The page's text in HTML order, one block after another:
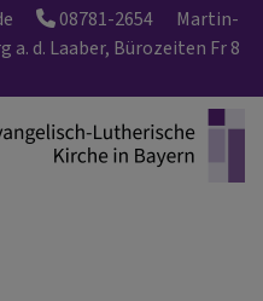
08781-2654
Martin-
a. d. Laaber, Bürozeiten Fr 8